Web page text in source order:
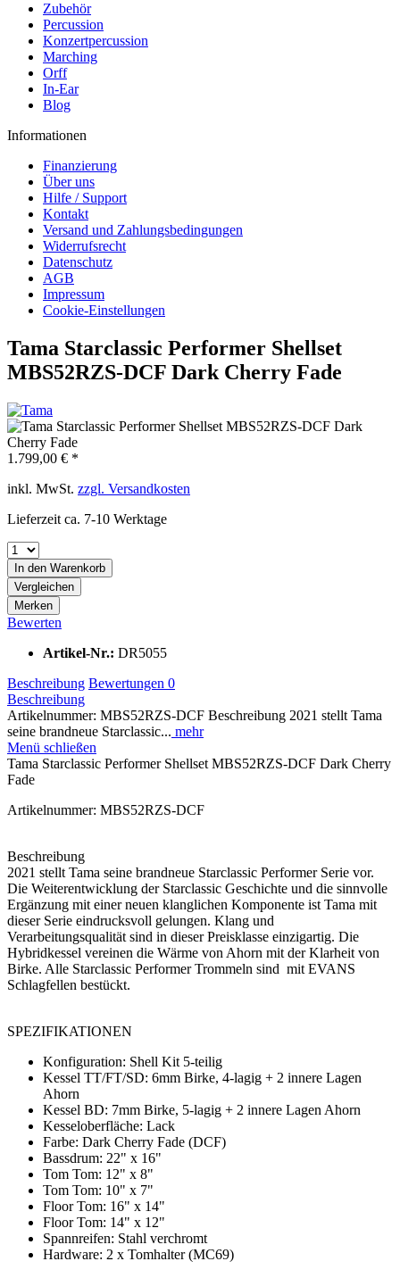
Zubehör
Percussion
Konzertpercussion
Marching
Orff
In-Ear
Blog
Informationen
Finanzierung
Über uns
Hilfe / Support
Kontakt
Versand und Zahlungsbedingungen
Widerrufsrecht
Datenschutz
AGB
Impressum
Cookie-Einstellungen
Tama Starclassic Performer Shellset
MBS52RZS-DCF Dark Cherry Fade
1.799,00 € *
inkl. MwSt. zzgl. Versandkosten
Lieferzeit ca. 7-10 Werktage
In den Warenkorb
Vergleichen
Merken
Bewerten
Artikel-Nr.: DR5055
Beschreibung Bewertungen 0
Beschreibung
Artikelnummer: MBS52RZS-DCF Beschreibung 2021 stellt Tama
seine brandneue Starclassic... mehr
Menü schließen
Tama Starclassic Performer Shellset MBS52RZS-DCF Dark Cherry
Fade
Artikelnummer: MBS52RZS-DCF
Beschreibung
2021 stellt Tama seine brandneue Starclassic Performer Serie vor.
Die Weiterentwicklung der Starclassic Geschichte und die sinnvolle
Ergänzung mit einer neuen klanglichen Komponente ist Tama mit
dieser Serie eindrucksvoll gelungen. Klang und
Verarbeitungsqualität sind in dieser Preisklasse einzigartig. Die
Hybridkessel vereinen die Wärme von Ahorn mit der Klarheit von
Birke. Alle Starclassic Performer Trommeln sind mit EVANS
Schlagfellen bestückt.
SPEZIFIKATIONEN
Konfiguration: Shell Kit 5-teilig
Kessel TT/FT/SD: 6mm Birke, 4-lagig + 2 innere Lagen
Ahorn
Kessel BD: 7mm Birke, 5-lagig + 2 innere Lagen Ahorn
Kesseloberfläche: Lack
Farbe: Dark Cherry Fade (DCF)
Bassdrum: 22" x 16"
Tom Tom: 12" x 8"
Tom Tom: 10" x 7"
Floor Tom: 16" x 14"
Floor Tom: 14" x 12"
Spannreifen: Stahl verchromt
Hardware: 2 x Tomhalter (MC69)